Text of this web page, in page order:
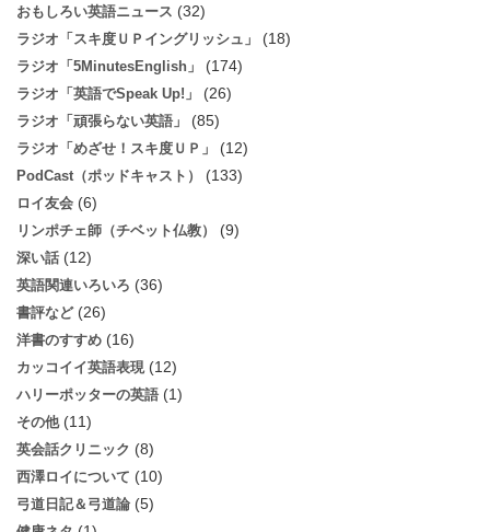
おもしろい英語ニュース (32)
ラジオ「スキ度ＵＰイングリッシュ」 (18)
ラジオ「5MinutesEnglish」 (174)
ラジオ「英語でSpeak Up!」 (26)
ラジオ「頑張らない英語」 (85)
ラジオ「めざせ！スキ度ＵＰ」 (12)
PodCast（ポッドキャスト） (133)
ロイ友会 (6)
リンポチェ師（チベット仏教） (9)
深い話 (12)
英語関連いろいろ (36)
書評など(26)
洋書のすすめ (16)
カッコイイ英語表現 (12)
ハリーポッターの英語 (1)
その他(11)
英会話クリニック (8)
西澤ロイについて (10)
弓道日記＆弓道論 (5)